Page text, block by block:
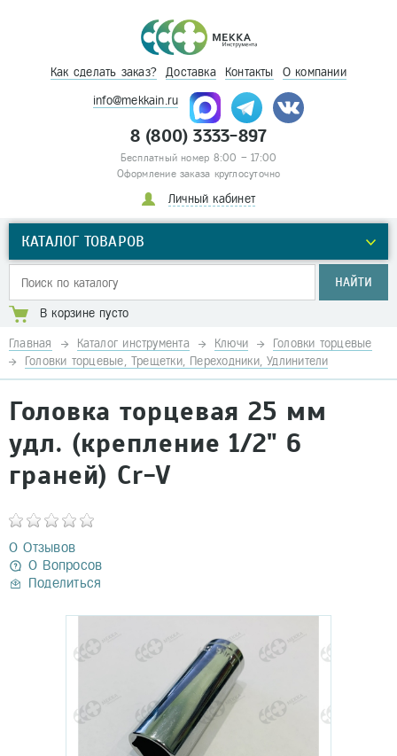
Как сделать заказ? Доставка Контакты О компании
info@mekkain.ru
8 (800) 3333-897
Бесплатный номер 8:00 – 17:00
Оформление заказа круглосуточно
Личный кабинет
КАТАЛОГ ТОВАРОВ
НАЙТИ
В корзине пусто
Главная Каталог инструмента Ключи
Головки торцевые
Головки торцевые, Трещетки, Переходники, Удлинители
Головка торцевая 25 мм
удл. (крепление 1/2" 6
граней) Cr-V
0 Отзывов
0 Вопросов
Поделиться